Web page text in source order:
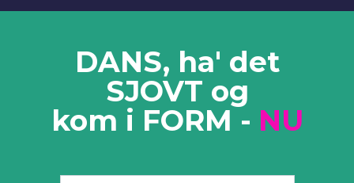
DANS, ha' det
SJOVT og
kom i FORM - NU